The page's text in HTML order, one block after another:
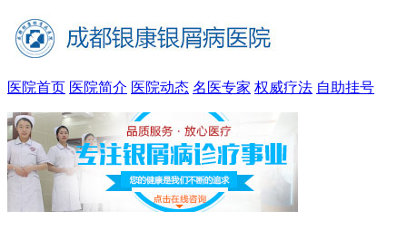
医院首页 医院简介 医院动态 名医专家 权威疗法 自助挂号